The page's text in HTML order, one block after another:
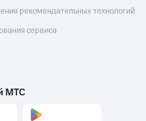
рекомендательных технологий
сервиса
МТС